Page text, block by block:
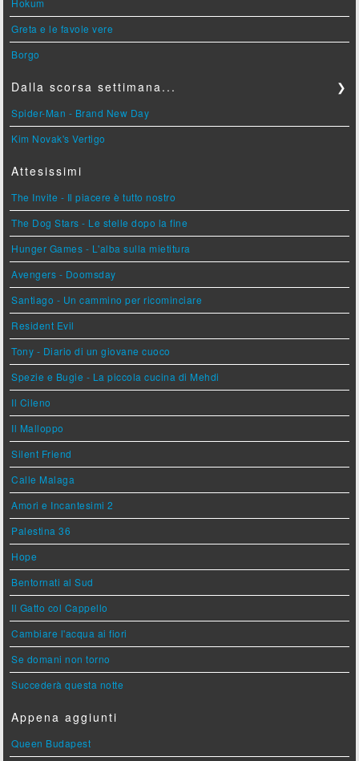
Hokum
Greta e le favole vere
Borgo
Dalla scorsa settimana... ❯
Spider-Man - Brand New Day
Kim Novak's Vertigo
Attesissimi
The Invite - Il piacere è tutto nostro
The Dog Stars - Le stelle dopo la fine
Hunger Games - L'alba sulla mietitura
Avengers - Doomsday
Santiago - Un cammino per ricominciare
Resident Evil
Tony - Diario di un giovane cuoco
Spezie e Bugie - La piccola cucina di Mehdi
Il Cileno
Il Malloppo
Silent Friend
Calle Malaga
Amori e Incantesimi 2
Palestina 36
Hope
Bentornati al Sud
Il Gatto col Cappello
Cambiare l'acqua ai fiori
Se domani non torno
Succederà questa notte
Appena aggiunti
Queen Budapest